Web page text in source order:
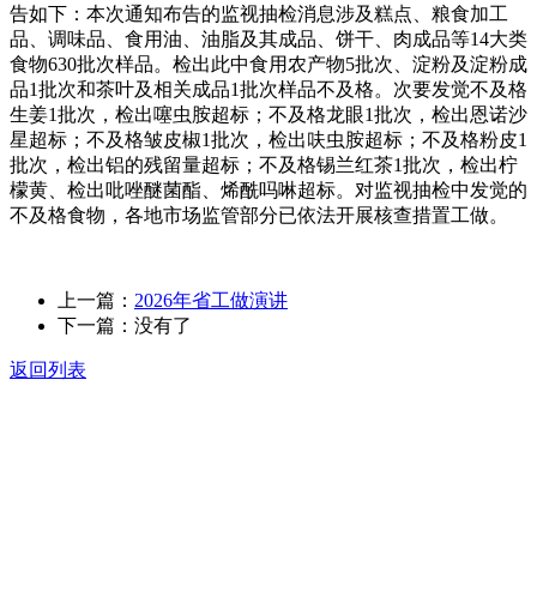
告如下：本次通知布告的监视抽检消息涉及糕点、粮食加工
品、调味品、食用油、油脂及其成品、饼干、肉成品等14大类
食物630批次样品。检出此中食用农产物5批次、淀粉及淀粉成
品1批次和茶叶及相关成品1批次样品不及格。次要发觉不及格
生姜1批次，检出噻虫胺超标；不及格龙眼1批次，检出恩诺沙
星超标；不及格皱皮椒1批次，检出呋虫胺超标；不及格粉皮1
批次，检出铝的残留量超标；不及格锡兰红茶1批次，检出柠
檬黄、检出吡唑醚菌酯、烯酰吗啉超标。对监视抽检中发觉的
不及格食物，各地市场监管部分已依法开展核查措置工做。
上一篇： 2026年省工做演讲
下一篇：没有了
返回列表